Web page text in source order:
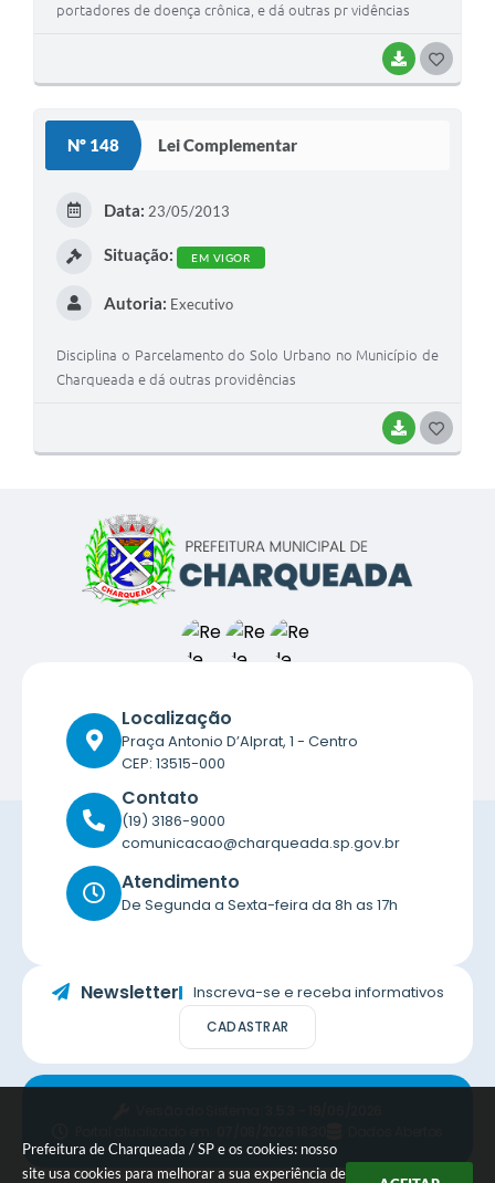
Prefeitura de Charqueada / SP e os cookies: nosso
site usa cookies para melhorar a sua experiência de
BAIXAR
portadores de doença crônica, e dá outras pr vidências
Nº 148 Lei Complementar
BAIXAR
Data: 23/05/2013
Situação: EM VIGOR
Autoria: Executivo
Disciplina o Parcelamento do Solo Urbano no Município de
Charqueada e dá outras providências
Localização
Praça Antonio D’Alprat, 1 - Centro
CEP: 13515-000
Contato
(19) 3186-9000
comunicacao@charqueada.sp.gov.br
Atendimento
De Segunda a Sexta-feira da 8h as 17h
Newsletter Inscreva-se e receba informativos
CADASTRAR